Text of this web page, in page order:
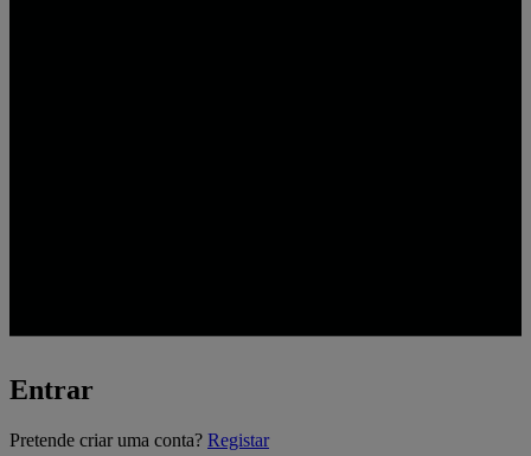
Entrar
A
Pretende criar uma conta? Registar